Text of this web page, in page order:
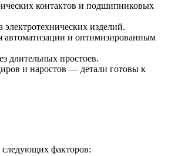
контактов и подшипниковых
изделий.
автоматизации и оптимизированным
длительных простоев.
и наростов — детали готовы к
следующих факторов: